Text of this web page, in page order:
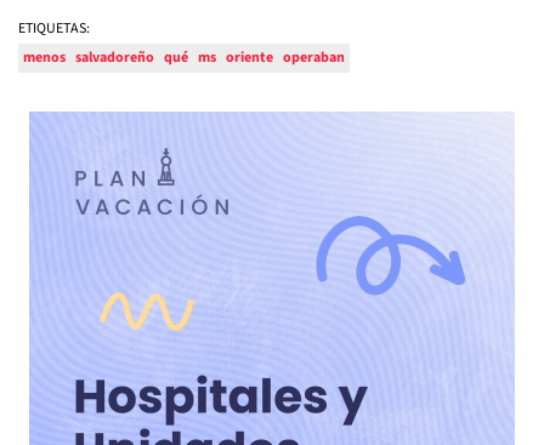
ETIQUETAS:
menos salvadoreño qué ms oriente operaban